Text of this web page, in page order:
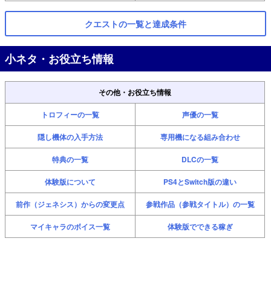
クエストの一覧と達成条件
小ネタ・お役立ち情報
その他・お役立ち情報
トロフィーの一覧 声優の一覧
隠し機体の入手方法 専用機になる組み合わせ
特典の一覧 DLCの一覧
体験版について PS4とSwitch版の違い
前作（ジェネシス）からの変更点 参戦作品（参戦タイトル）の一覧
マイキャラのボイス一覧 体験版でできる稼ぎ